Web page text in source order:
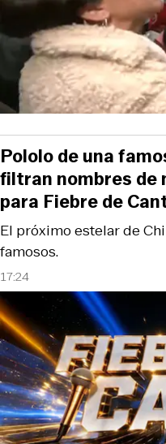
17:24
El próximo estelar de
famosos.
Pololo de una
filtran nombres de
para Fiebre de